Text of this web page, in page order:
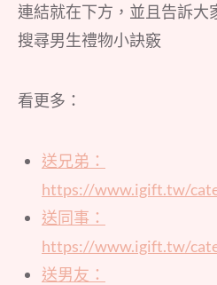
連結就在下方，並且告訴大
搜尋男生禮物小訣竅
看更多：
送兄弟：
https://www.igift.tw/
送同事：
https://www.igift.tw/
送男友：